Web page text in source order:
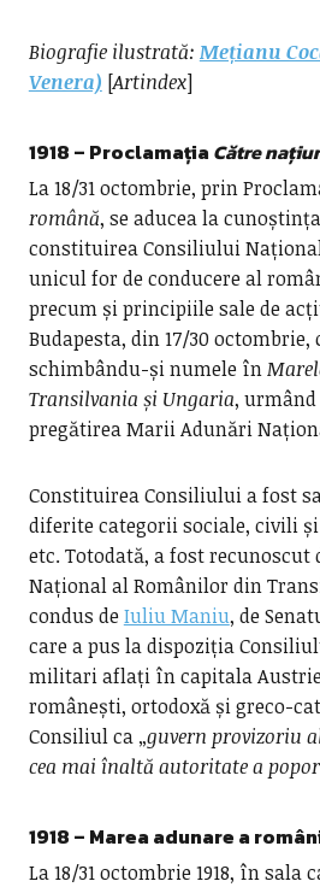
Biografie ilustrată: Mețianu
Venera) [Artindex]
1918 – Proclamația Către
La 18/31 octombrie, prin
română, se aducea la
constituirea Consiliului
unicul for de conducere al
precum și principiile sale de
Budapesta, din 17/30 octombrie,
schimbându-și numele în
Transilvania și Ungaria, urmând
pregătirea Marii Adunări
Constituirea Consiliului a fost
diferite categorii sociale, civili
etc. Totodată, a fost recunoscut
Național al Românilor din
condus deIuliu Maniu, de
care a pus la dispoziția
militari aflați în capitala
românești, ortodoxă și greco-
Consiliul ca „guvern provizoriu
cea mai înaltă autoritatea
1918 – Marea adunare a
La 18/31 octombrie 1918, în